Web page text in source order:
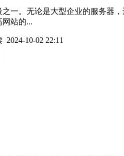
一。无论是大型企业的服务器
站的...
2024-10-02 22:11